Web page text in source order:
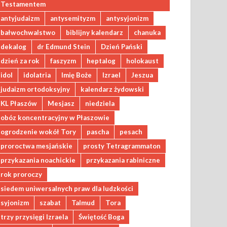
Testamentem
antyjudaizm
antysemityzm
antysyjonizm
bałwochwalstwo
biblijny kalendarz
chanuka
dekalog
dr Edmund Stein
Dzień Pański
dzień za rok
faszyzm heptalog
holokaust
idol
idolatria Imię Boże Izrael
Jeszua
judaizm ortodoksyjny
kalendarz żydowski
KL Płaszów
Mesjasz
niedziela
obóz koncentracyjny w Płaszowie
ogrodzenie wokół Tory
pascha
pesach
proroctwa mesjańskie
prosty Tetragrammaton
przykazania noachickie
przykazania rabiniczne
rok proroczy
siedem uniwersalnych praw dla ludzkości
syjonizm
szabat Talmud
Tora
trzy przysięgi Izraela
Świętość Boga